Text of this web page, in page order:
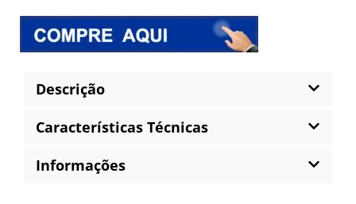
Descrição
Características Técnicas
Informações